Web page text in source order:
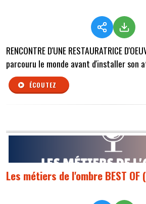
RENCONTRE D'UNE RESTAURATRICE
parcouru le monde avant d'installer son
ÉCOUTEZ
Les métiers de l'ombre BEST